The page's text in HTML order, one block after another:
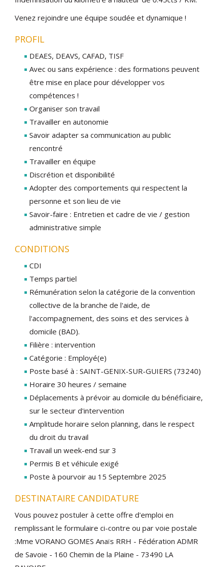
Venez rejoindre une équipe soudée et dynamique !
PROFIL
DEAES, DEAVS, CAFAD, TISF
Avec ou sans expérience : des formations peuvent
être mise en place pour développer vos
compétences !
Organiser son travail
Travailler en autonomie
Savoir adapter sa communication au public
rencontré
Travailler en équipe
Discrétion et disponibilité
Adopter des comportements qui respectent la
personne et son lieu de vie
Savoir-faire : Entretien et cadre de vie / gestion
administrative simple
CONDITIONS
CDI
Temps partiel
Rémunération selon la catégorie de la convention
collective de la branche de l'aide, de
l'accompagnement, des soins et des services à
domicile (BAD).
Filière : intervention
Catégorie : Employé(e)
Poste basé à : SAINT-GENIX-SUR-GUIERS (73240)
Horaire 30 heures / semaine
Déplacements à prévoir au domicile du bénéficiaire,
sur le secteur d'intervention
Amplitude horaire selon planning, dans le respect
du droit du travail
Travail un week-end sur 3
Permis B et véhicule exigé
Poste à pourvoir au 15 Septembre 2025
DESTINATAIRE CANDIDATURE
Vous pouvez postuler à cette offre d'emploi en
remplissant le formulaire ci-contre ou par voie postale
:Mme VORANO GOMES Anaïs RRH - Fédération ADMR
de Savoie - 160 Chemin de la Plaine - 73490 LA